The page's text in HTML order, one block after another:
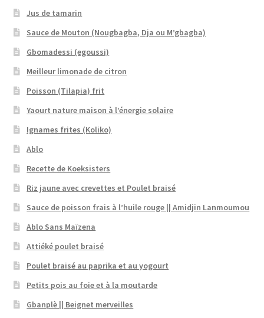
Jus de tamarin
Sauce de Mouton (Nougbagba, Dja ou M’gbagba)
Gbomadessi (egoussi)
Meilleur limonade de citron
Poisson (Tilapia) frit
Yaourt nature maison à l’énergie solaire
Ignames frites (Koliko)
Ablo
Recette de Koeksisters
Riz jaune avec crevettes et Poulet braisé
Sauce de poisson frais à l’huile rouge || Amidjin Lanmoumou
Ablo Sans Maïzena
Attiéké poulet braisé
Poulet braisé au paprika et au yogourt
Petits pois au foie et à la moutarde
Gbanplè || Beignet merveilles